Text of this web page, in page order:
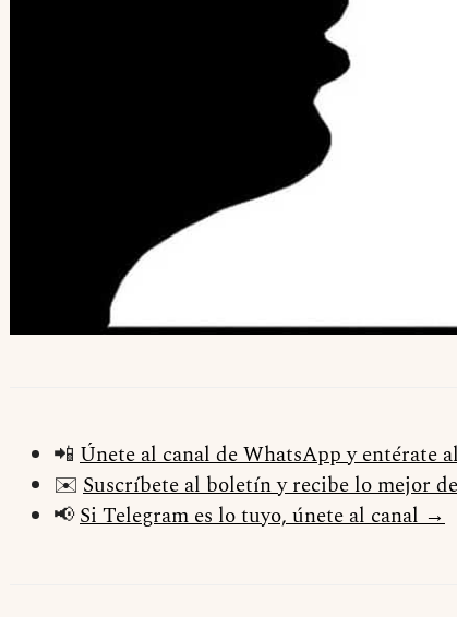
📲 Únete al canal de WhatsApp y entérate
✉️ Suscríbete al boletín y recibe lo mejor
📢Si Telegram es lo tuyo, únete al canal →